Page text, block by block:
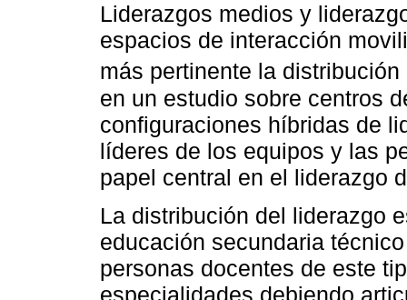
Liderazgos medios y
espacios de interacción
más pertinente la
en un estudio sobre centros
configuraciones híbridas de
líderes de los equipos y las
papel central en el liderazgo
La distribución del liderazgo
educación secundaria
personas docentes de este
especialidades debiendo